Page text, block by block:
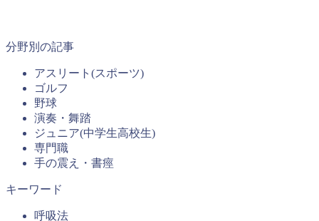
分野別の記事
アスリート(スポーツ)
ゴルフ
野球
演奏・舞踏
ジュニア(中学生高校生)
専門職
手の震え・書痙
キーワード
呼吸法